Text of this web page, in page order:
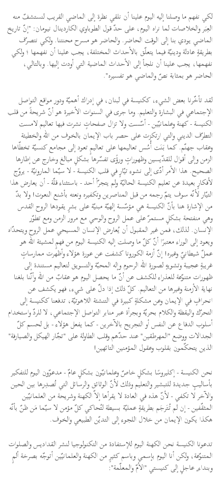
لكي نفهم ما وصلنا إليه اليوم علينا أن نلقي نظرة إلى الماضي القريب لنستشفّ منه
العِبَر والخلاصات لما نراه اليوم، على حدّ قول الطوباوي الكاردينال نيومان: "إنّ تاريخ
الماضي يودي بنا إلى الوقت الحاضر. والحاضر هو مسرح محنتنا. ولكي نتصرّف
بطريقةٍ عادلة ودينيّة فيما يتعلّق بالأحداث المختلفة، يجب علينا أن نفهمها ؛ ولكي
نفهمها، يجب علينا أن نلجأ إلى الأحداث الماضية التي أودت إليها. وبالتالي،
الحاضر هو بمثابة نصّ والماضي هو تفسيره".
لقد تأخّرنا بعض الشيء، ككنيسة في لبنان، في إدراك أهميّة ودور مواقع التواصل
الإجتماعي في البشارة والتعليم. وما جرى في السنوات الأخيرة هو أنّ شريحةً من قلب
الكنيسة - كهنة وعلمانيّين - أسّست ولا تزال صفحاتٍ نشرت فيها تعاليم لامست
التطرّف الديني والتي ارتكزت على حصر باب الإيمان بالخوف من الله والخطيئة
وعقاب جهنّم. كما بَنَت أُسُس تعاليمها على تعاليمٍ تعود إلى مجامع كنسيّة تخطّاها
الزمن وإلى أقوال للقدّيسين وظهوراتٍ ورؤًى تفسّرها بشكلٍ مبالغ وخارج عن إطارها
الصحيح. هذا الأمر أدّى إلى نشوء تيّارٍ في قلب الكنيسة - لا سيّما المارونيّة - يروّج
لأفكارٍ بعيدة عن تعليم الكنيسة الحاليّة ولم يتجرّأ أحد - باستثناء قلّة - أن يعارض هذا
التيّار لأنّه سوف يتمّ رجمه من قبل المناصرين وتكفيره ونعته بأشنع النعوت! ولا بدّ
من الإشارة هنا بأنّ الكنيسة هي مؤسّسة إلهيّة مبنيّة على بشرٍ يقودها الروح القدس
وهي منفتحة بشكلٍ مستمرّ على عمل الروح والوحي مع مرور الزمن ومع تطوّر
الإنسان. لذلك، فمن غير المقبول أن يُعارض الإنسان المسيحي عمل الروح ويتحدّاه
ويعود إلى الوراء معتبرًا أنّ كلّ ما وصلت إليه الكنيسة اليوم من فهمٍ لمشيئة الله هو
عملٌ شيطانيّ وغيره! إنّ أزمة الكورونا كشفت عن عورة هؤلاء وأظهرت ممارساتٍ
غريبةٍ عجيبة وتشويهٍ لصورة الله الرحوم وإله المحبّة والتسويق لتعاليم مستندة إلى
ظهورات متنوّعة للعذراء للكشف عن أنّ ما يحصل اليوم هو عقابٌ من الله وأنّنا بلغنا
نهاية الأزمنة وغيرها من التعاليم. كلّ ذلك إذا دلّ على شيء، فهو يكشف عن
انحرافٍ في الإيمان وعن مشكلةٍ كبيرة في التنشئة اللاهوتيّة، تدفعنا ككنيسة إلى
التحرّك واليقظة والكلام بحريّة وبجرأة عبر منابر التواصل الإجتماعي، لا للردّ واستخدام
أسلوب الدفاع عن النفس أو التجريح بالآخرين - كما يفعل هؤلاء - بل لحسم كلّ
الجدالات ووضع "المهرطقين" عند حدّهم وقلب الطاولة على "تجّار الهيكل والصيارفة"
الذين يتحكّمون بقلوب وعقول المؤمنين التائهين!
نحن الكنيسة - إكليروسًا بشكلٍ خاصّ وعلمانيّون بشكلٍ عامّ - مدعوّون اليوم للتفكير
بأساليبٍ جديدة للتبشير والتعليم وذلك لأنّ الوثائق والرسائل التي تُصدِرها بين الحين
والآخر لا تكفي - لأنّ هذه في العادة لا يقرأها إلاّ الكهنة وشريحة من العلمانيّين
المثقّفين - إن لم تُتَرجَم بطريقةٍ عمليّة بسيطة لتُحاكي كلّ مؤمن لا سيّما مَن ظنّ بأنّه
هكذا يكون الإيمان من خلال اللجوء إلى التديّن الطبيعي والخوف.
تدعونا الكنيسة نحن الكهنة اليوم للإستفادة من التكنولوجيا لنشر القداديس والصلوات
المتنوّعة، ولكن أنا اليوم بإسمي وباسم كثيرٍ من الكهنة والعلمانيّين أتوجّه بصرخة ألمٍ
وبنداء ٍ عاجلٍ إلى كنيستي "الأمّ والمعلّمة":